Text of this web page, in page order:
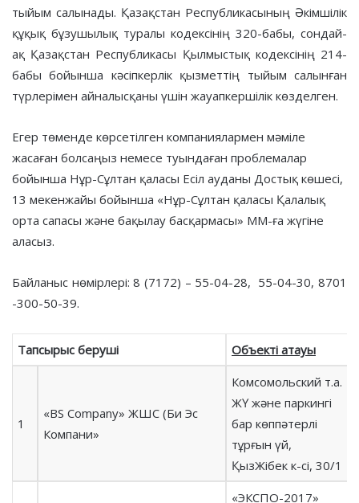
тыйым салынады. Қазақстан Республикасының Әкімшілік
құқық бұзушылық туралы кодексінің 320-бабы, сондай-
ақ Қазақстан Республикасы Қылмыстық кодексінің 214-
бабы бойынша кәсіпкерлік қызметтің тыйым салынған
түрлерімен айналысқаны үшін жауапкершілік көзделген.
Егер төменде көрсетілген компаниялармен мәміле
жасаған болсаңыз немесе туындаған проблемалар
бойынша Нұр-Сұлтан қаласы Есіл ауданы Достық көшесі,
13 мекенжайы бойынша «Нұр-Сұлтан қаласы Қалалық
орта сапасы және бақылау басқармасы» ММ-ға жүгіне
аласыз.
Байланыс нөмірлері: 8 (7172) – 55-04-28, 55-04-30, 8701
-300-50-39.
Тапсырыс беруші Объекті атауы
1
«BS Company» ЖШС (Би Эс
Компани»
Комсомольский т.а.
ЖҮ және паркингі
бар көппәтерлі
тұрғын үй,
ҚызЖібек к-сі, 30/1
«ЭКСПО-2017»